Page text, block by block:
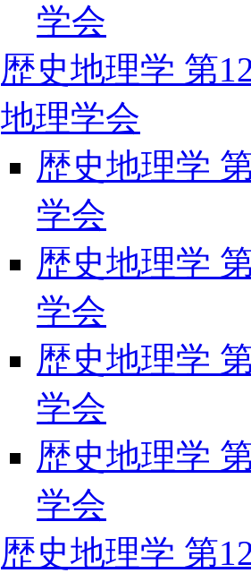
学会
歴史地理学 第
地理学会
歴史地理学
学会
歴史地理学
学会
歴史地理学
学会
歴史地理学
学会
歴史地理学 第